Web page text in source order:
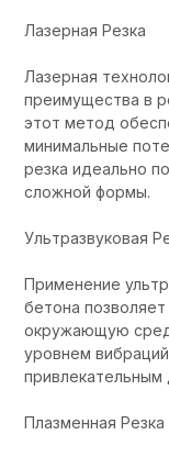
Лазерная Резка
Лазерная
преимущества в
этот метод
минимальные
резка идеально
сложной формы.
Ультразвуковая
Применение
бетона
окружающую
уровнем
привлекательным
Плазменная Резка